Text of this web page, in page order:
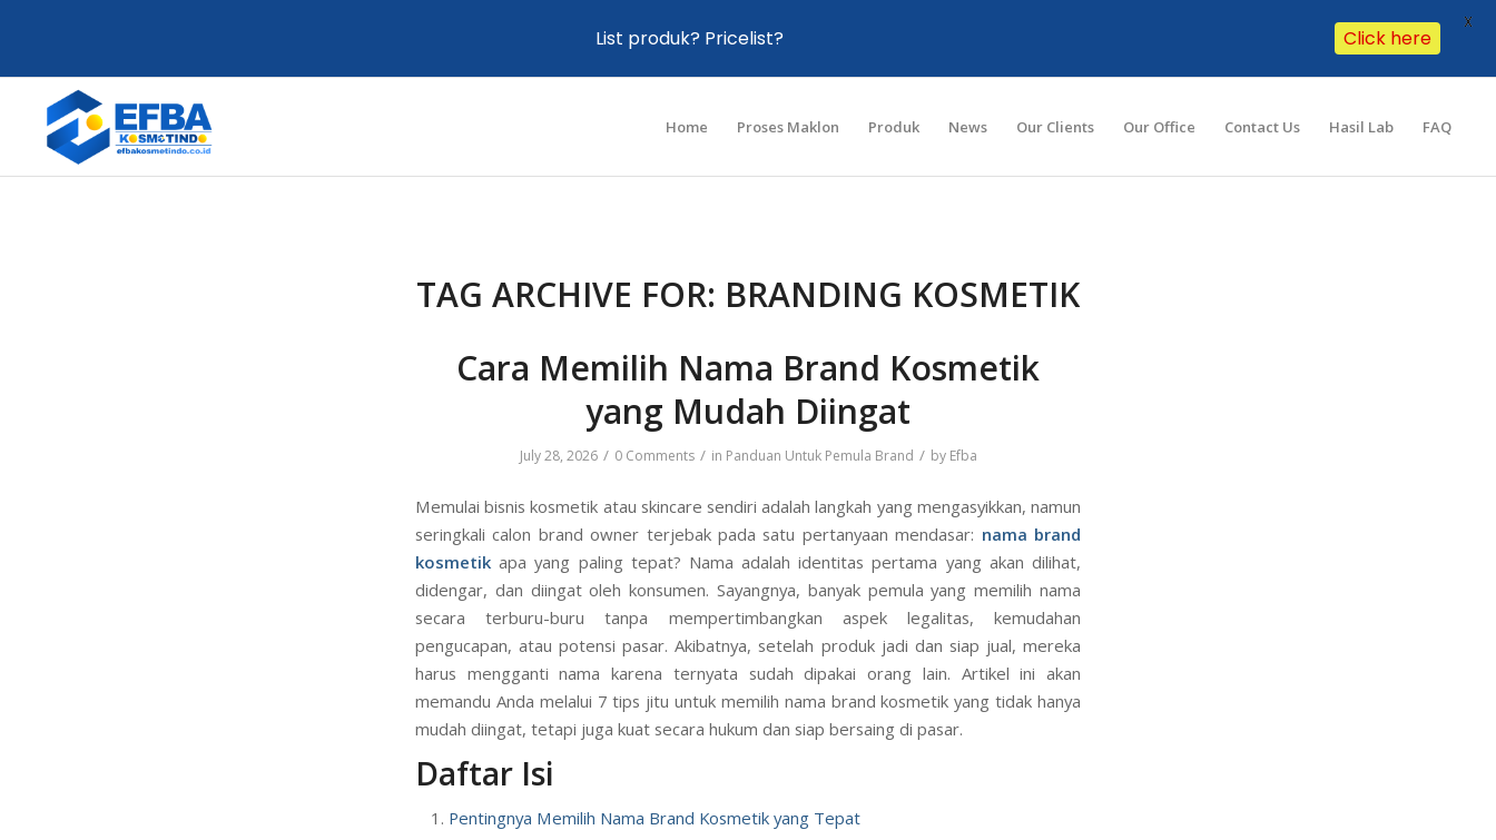
Home Proses Maklon Produk News Our Clients Our Office Contact Us Hasil Lab FAQ
TAG ARCHIVE FOR: BRANDING KOSMETIK
Cara Memilih Nama Brand Kosmetik
yang Mudah Diingat
July 28, 2026 / 0 Comments / in Panduan Untuk Pemula Brand / by Efba
Memulai bisnis kosmetik atau skincare sendiri adalah langkah yang mengasyikkan, namun
seringkali calon brand owner terjebak pada satu pertanyaan mendasar: nama brand
kosmetik apa yang paling tepat? Nama adalah identitas pertama yang akan dilihat,
didengar, dan diingat oleh konsumen. Sayangnya, banyak pemula yang memilih nama
secara terburu-buru tanpa mempertimbangkan aspek legalitas, kemudahan
pengucapan, atau potensi pasar. Akibatnya, setelah produk jadi dan siap jual, mereka
harus mengganti nama karena ternyata sudah dipakai orang lain. Artikel ini akan
memandu Anda melalui 7 tips jitu untuk memilih nama brand kosmetik yang tidak hanya
mudah diingat, tetapi juga kuat secara hukum dan siap bersaing di pasar.
Daftar Isi
Pentingnya Memilih Nama Brand Kosmetik yang Tepat
List produk? Pricelist? Click here
X